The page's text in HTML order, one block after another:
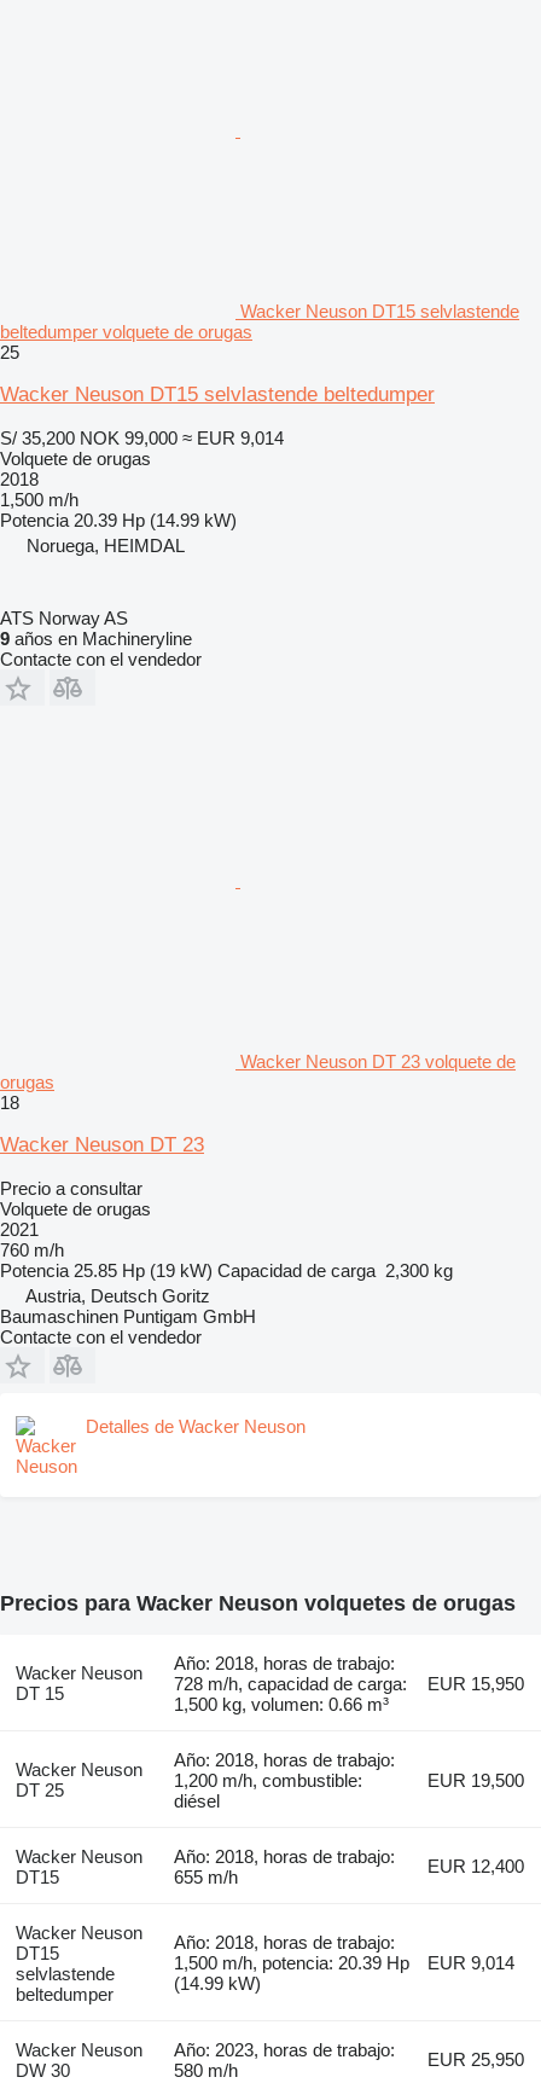
Wacker Neuson DT15 selvlastende
beltedumper volquete de orugas
25
Wacker Neuson DT15 selvlastende beltedumper
S/ 35,200 NOK 99,000 ≈ EUR 9,014
Volquete de orugas
2018
1,500 m/h
Potencia 20.39 Hp (14.99 kW)
Noruega, HEIMDAL
ATS Norway AS
9 años en Machineryline
Contacte con el vendedor
Wacker Neuson DT 23 volquete de
orugas
18
Wacker Neuson DT 23
Precio a consultar
Volquete de orugas
2021
760 m/h
Potencia 25.85 Hp (19 kW) Capacidad de carga 2,300 kg
Austria, Deutsch Goritz
Baumaschinen Puntigam GmbH
Contacte con el vendedor
Detalles de Wacker Neuson
Precios para Wacker Neuson volquetes de orugas
Wacker Neuson
DT 15
Año: 2018, horas de trabajo:
728 m/h, capacidad de carga:
1,500 kg, volumen: 0.66 m³
EUR 15,950
Wacker Neuson
DT 25
Año: 2018, horas de trabajo:
1,200 m/h, combustible:
diésel
EUR 19,500
Wacker Neuson
DT15
Año: 2018, horas de trabajo:
655 m/h
EUR 12,400
Wacker Neuson
DT15
selvlastende
beltedumper
Año: 2018, horas de trabajo:
1,500 m/h, potencia: 20.39 Hp
(14.99 kW)
EUR 9,014
Wacker Neuson
DW 30
Año: 2023, horas de trabajo:
580 m/h
EUR 25,950